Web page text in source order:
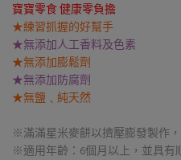
寶寶零食 健康零負擔
★練習抓握的好幫手
★無添加人工香料及色素
★無添加膨鬆劑
★無添加防腐劑
★無鹽﹑純天然
※滿滿星米麥餅以擠壓膨發製作
※適用年齡：6個月以上，並具有